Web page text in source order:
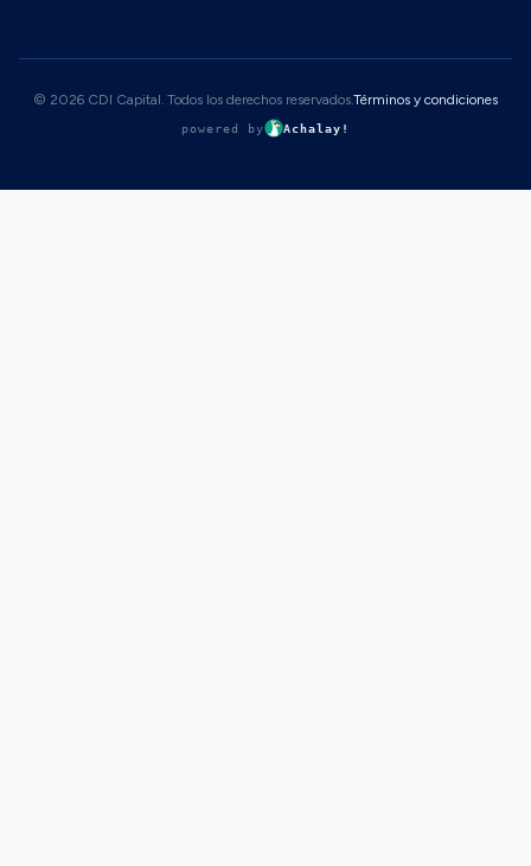
© 2026 CDI Capital. Todos los derechos reservados.Términos y condiciones
powered by Achalay!